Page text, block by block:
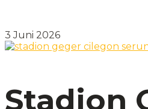
3 Juni 2026
Stadion